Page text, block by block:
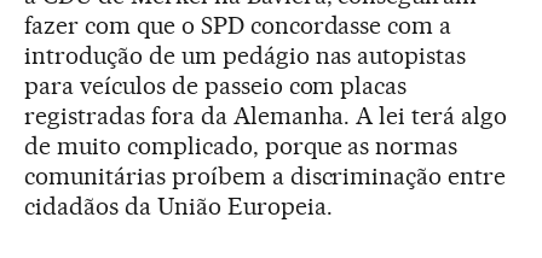
fazer com que o SPD concordasse com a
introdução de um pedágio nas autopistas
para veículos de passeio com placas
registradas fora da Alemanha. A lei terá algo
de muito complicado, porque as normas
comunitárias proíbem a discriminação entre
cidadãos da União Europeia.